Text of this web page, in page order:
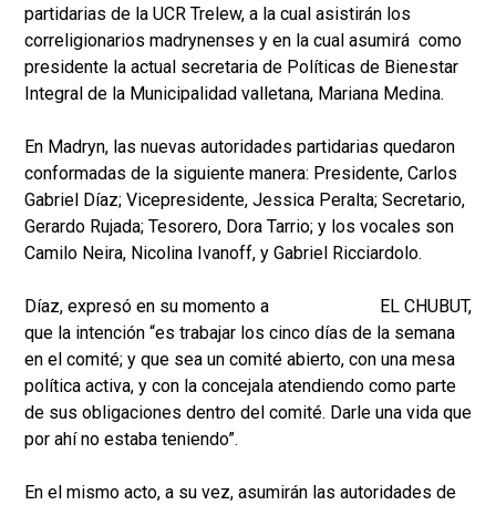
partidarias de la UCR Trelew, a la cual asistirán los
correligionarios madrynenses y en la cual asumirá como
presidente la actual secretaria de Políticas de Bienestar
Integral de la Municipalidad valletana, Mariana Medina.
En Madryn, las nuevas autoridades partidarias quedaron
conformadas de la siguiente manera: Presidente, Carlos
Gabriel Díaz; Vicepresidente, Jessica Peralta; Secretario,
Gerardo Rujada; Tesorero, Dora Tarrio; y los vocales son
Camilo Neira, Nicolina Ivanoff, y Gabriel Ricciardolo.
Díaz, expresó en su momento a EL CHUBUT,
que la intención “es trabajar los cinco días de la semana
en el comité; y que sea un comité abierto, con una mesa
política activa, y con la concejala atendiendo como parte
de sus obligaciones dentro del comité. Darle una vida que
por ahí no estaba teniendo”.
En el mismo acto, a su vez, asumirán las autoridades de